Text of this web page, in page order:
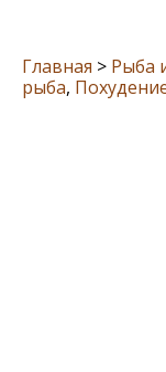
Главная > Рыба
рыба,